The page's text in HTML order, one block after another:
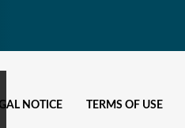
NOTICE TERMS OF USE